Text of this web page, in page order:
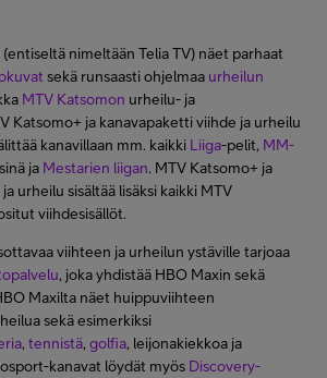
(entiseltä nimeltään Telia TV) näet parhaat
sekä runsaasti ohjelmaa urheilun
MTV Katsomon urheilu- ja
Katsomo+ ja kanavapaketti viihde ja urheilu
kanavillaan mm. kaikki Liiga-pelit, MM-
ja Mestarien liigan. MTV Katsomo+ ja
urheilu sisältää lisäksi kaikki MTV
viihdesisällöt.
viihteen ja urheilun ystäville tarjoaa
, joka yhdistää HBO Maxin sekä
Maxilta näet huippuviihteen
sekä esimerkiksi
,tennistä,golfia, leijonakiekkoa ja
kanavat löydät myös Discovery-